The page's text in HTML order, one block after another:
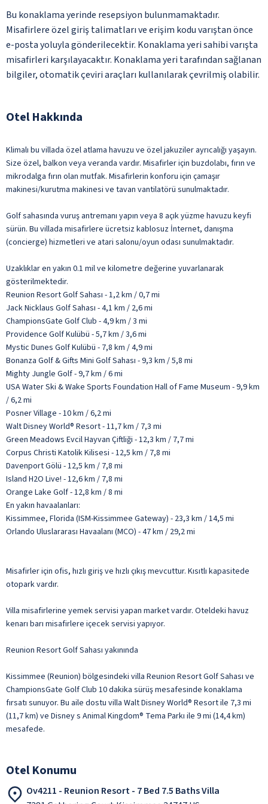
Bu konaklama yerinde resepsiyon bulunmamaktadır.
Misafirlere özel giriş talimatları ve erişim kodu varıştan önce
e-posta yoluyla gönderilecektir. Konaklama yeri sahibi varışta
misafirleri karşılayacaktır. Konaklama yeri tarafından sağlanan
bilgiler, otomatik çeviri araçları kullanılarak çevrilmiş olabilir.
Otel Hakkında
Klimalı bu villada özel atlama havuzu ve özel jakuziler ayrıcalığı yaşayın.
Size özel, balkon veya veranda vardır. Misafirler için buzdolabı, fırın ve
mikrodalga fırın olan mutfak. Misafirlerin konforu için çamaşır
makinesi/kurutma makinesi ve tavan vantilatörü sunulmaktadır.
Golf sahasında vuruş antremanı yapın veya 8 açık yüzme havuzu keyfi
sürün. Bu villada misafirlere ücretsiz kablosuz İnternet, danışma
(concierge) hizmetleri ve atari salonu/oyun odası sunulmaktadır.
Uzaklıklar en yakın 0.1 mil ve kilometre değerine yuvarlanarak
gösterilmektedir.
Reunion Resort Golf Sahası - 1,2 km / 0,7 mi
Jack Nicklaus Golf Sahası - 4,1 km / 2,6 mi
ChampionsGate Golf Club - 4,9 km / 3 mi
Providence Golf Kulübü - 5,7 km / 3,6 mi
Mystic Dunes Golf Kulübü - 7,8 km / 4,9 mi
Bonanza Golf & Gifts Mini Golf Sahası - 9,3 km / 5,8 mi
Mighty Jungle Golf - 9,7 km / 6 mi
USA Water Ski & Wake Sports Foundation Hall of Fame Museum - 9,9 km
/ 6,2 mi
Posner Village - 10 km / 6,2 mi
Walt Disney World® Resort - 11,7 km / 7,3 mi
Green Meadows Evcil Hayvan Çiftliği - 12,3 km / 7,7 mi
Corpus Christi Katolik Kilisesi - 12,5 km / 7,8 mi
Davenport Gölü - 12,5 km / 7,8 mi
Island H2O Live! - 12,6 km / 7,8 mi
Orange Lake Golf - 12,8 km / 8 mi
En yakın havaalanları:
Kissimmee, Florida (ISM-Kissimmee Gateway) - 23,3 km / 14,5 mi
Orlando Uluslararası Havaalanı (MCO) - 47 km / 29,2 mi
Misafirler için ofis, hızlı giriş ve hızlı çıkış mevcuttur. Kısıtlı kapasitede
otopark vardır.
Villa misafirlerine yemek servisi yapan market vardır. Oteldeki havuz
kenarı barı misafirlere içecek servisi yapıyor.
Reunion Resort Golf Sahası yakınında
Kissimmee (Reunion) bölgesindeki villa Reunion Resort Golf Sahası ve
ChampionsGate Golf Club 10 dakika sürüş mesafesinde konaklama
fırsatı sunuyor. Bu aile dostu villa Walt Disney World® Resort ile 7,3 mi
(11,7 km) ve Disney s Animal Kingdom® Tema Parkı ile 9 mi (14,4 km)
mesafede.
Otel Konumu
Ov4211 - Reunion Resort - 7 Bed 7.5 Baths Villa